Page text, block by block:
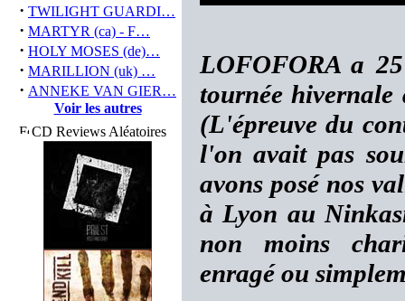
· TWILIGHT GUARDI…
· MARTYR (ca) - F…
· HOLY MOSES (de)…
· MARILLION (uk) …
· ANNEKE VAN GIER…
Voir les autres
CD Reviews Aléatoires
LOFOFORA a
tournée
(L'épreuve du
l'on avait pas
avons posé nos
à Lyon au
non moins
enragé ou